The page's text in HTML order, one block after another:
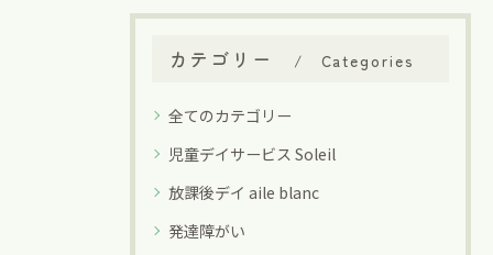
カテゴリー Categories
全てのカテゴリー
児童デイサービス Soleil
放課後デイ aile blanc
発達障がい